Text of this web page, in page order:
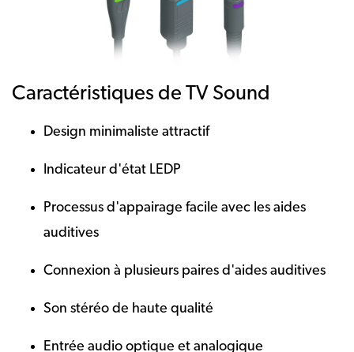
Caractéristiques de TV Sound
Design minimaliste attractif
Indicateur d'état LEDP
Processus d'appairage facile avec les aides
auditives
Connexion à plusieurs paires d'aides auditives
Son stéréo de haute qualité
Entrée audio optique et analogique